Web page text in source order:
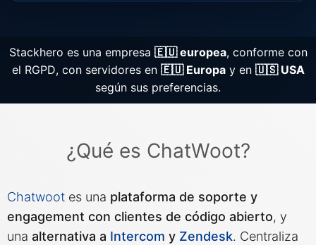
InfluxDB
Kafka
Keycloak
Kubernetes Control Plane
Kubernetes Node
Stackhero es una empresa 🇪🇺 europea, conforme con
el RGPD, con servidores en 🇪🇺 Europay en 🇺🇸 USA
según sus preferencias.
¿Qué es ChatWoot?
Chatwoot es una plataforma de soporte y
engagement con clientes de código abierto, y
una alternativa a Intercom y Zendesk. Centraliza